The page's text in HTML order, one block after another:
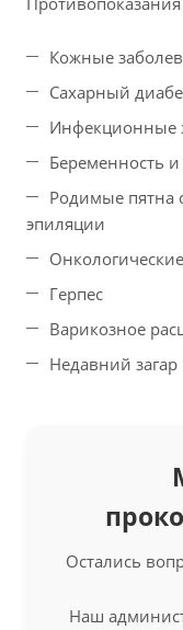
Кожные
Сахарный
Инфекционные
Беременность
Родимые пятна
эпиляции
Герпес
Варикозное
Недавний загар
Остались
Наш